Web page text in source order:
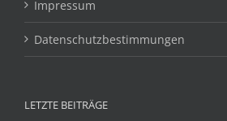
Impressum
Datenschutzbestimmungen
LETZTE BEITRÄGE